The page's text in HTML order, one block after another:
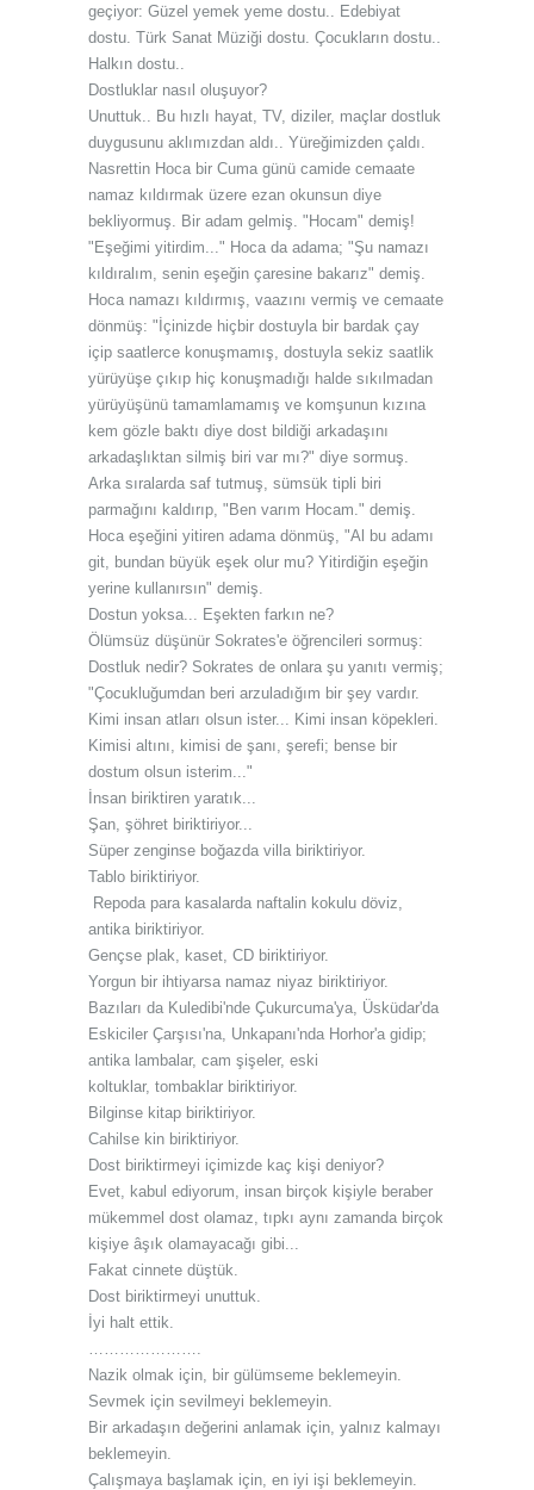
geçiyor: Güzel yemek yeme dostu.. Edebiyat
dostu. Türk Sanat Müziği dostu. Çocukların dostu..
Halkın dostu..
Dostluklar nasıl oluşuyor?
Unuttuk.. Bu hızlı hayat, TV, diziler, maçlar dostluk
duygusunu aklımızdan aldı.. Yüreğimizden çaldı.
Nasrettin Hoca bir Cuma günü camide cemaate
namaz kıldırmak üzere ezan okunsun diye
bekliyormuş. Bir adam gelmiş. "Hocam" demiş!
"Eşeğimi yitirdim..." Hoca da adama; "Şu namazı
kıldıralım, senin eşeğin çaresine bakarız" demiş.
Hoca namazı kıldırmış, vaazını vermiş ve cemaate
dönmüş: "İçinizde hiçbir dostuyla bir bardak çay
içip saatlerce konuşmamış, dostuyla sekiz saatlik
yürüyüşe çıkıp hiç konuşmadığı halde sıkılmadan
yürüyüşünü tamamlamamış ve komşunun kızına
kem gözle baktı diye dost bildiği arkadaşını
arkadaşlıktan silmiş biri var mı?" diye sormuş.
Arka sıralarda saf tutmuş, sümsük tipli biri
parmağını kaldırıp, "Ben varım Hocam." demiş.
Hoca eşeğini yitiren adama dönmüş, "Al bu adamı
git, bundan büyük eşek olur mu? Yitirdiğin eşeğin
yerine kullanırsın" demiş.
Dostun yoksa... Eşekten farkın ne?
Ölümsüz düşünür Sokrates'e öğrencileri sormuş:
Dostluk nedir? Sokrates de onlara şu yanıtı vermiş;
"Çocukluğumdan beri arzuladığım bir şey vardır.
Kimi insan atları olsun ister... Kimi insan köpekleri.
Kimisi altını, kimisi de şanı, şerefi; bense bir
dostum olsun isterim..."
İnsan biriktiren yaratık...
Şan, şöhret biriktiriyor...
Süper zenginse boğazda villa biriktiriyor.
Tablo biriktiriyor.
Repoda para kasalarda naftalin kokulu döviz,
antika biriktiriyor.
Gençse plak, kaset, CD biriktiriyor.
Yorgun bir ihtiyarsa namaz niyaz biriktiriyor.
Bazıları da Kuledibi'nde Çukurcuma'ya, Üsküdar'da
Eskiciler Çarşısı'na, Unkapanı'nda Horhor'a gidip;
antika lambalar, cam şişeler, eski
koltuklar, tombaklar biriktiriyor.
Bilginse kitap biriktiriyor.
Cahilse kin biriktiriyor.
Dost biriktirmeyi içimizde kaç kişi deniyor?
Evet, kabul ediyorum, insan birçok kişiyle beraber
mükemmel dost olamaz, tıpkı aynı zamanda birçok
kişiye âşık olamayacağı gibi...
Fakat cinnete düştük.
Dost biriktirmeyi unuttuk.
İyi halt ettik.
Nazik olmak için, bir gülümseme beklemeyin.
Sevmek için sevilmeyi beklemeyin.
Bir arkadaşın değerini anlamak için, yalnız kalmayı
beklemeyin.
Çalışmaya başlamak için, en iyi işi beklemeyin.